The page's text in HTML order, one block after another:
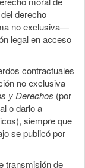
derecho
no exclusiva—
legal en acceso
contractuales
no exclusiva
y Derechos (por
o darlo a
siempre que
se publicó por
transmisión de